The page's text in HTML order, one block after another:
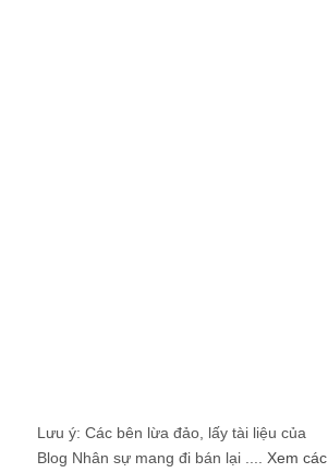
Lưu ý: Các bên lừa đảo, lấy tài liệu của
Blog Nhân sự mang đi bán lại .... Xem các